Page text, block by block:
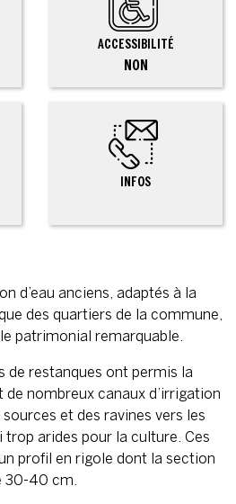
ACCESSIBILITÉ
NON
INFOS
d’eau anciens, adaptés à la
des quartiers de la commune,
patrimonial remarquable.
de restanques ont permis la
de nombreux canaux d’irrigation
et des ravines vers les
arides pour la culture. Ces
profil en rigole dont la section
30-40 cm.